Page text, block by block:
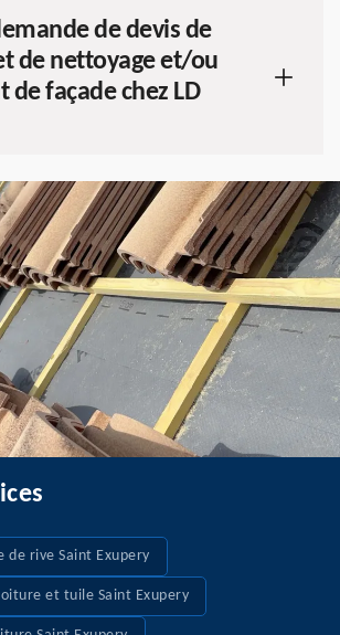
de devis de
de nettoyage et/ou
de façade chez LD
de rive Saint Exupery
et tuile Saint Exupery